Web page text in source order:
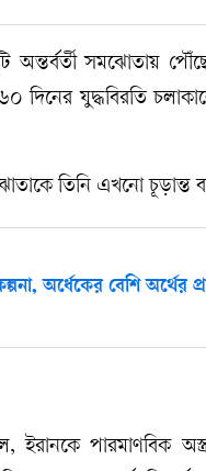
সমঝোতায়
যুদ্ধবিরতি
তিনি এখনো চূড়ান্ত
অর্ধেকের বেশি অর্থের
ইরানকে পারমাণবিক